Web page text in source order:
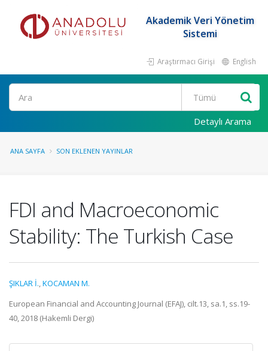
Akademik Veri Yönetim
Sistemi
Araştırmacı Girişi English
Ara
Detaylı Arama
ANA SAYFA SON EKLENEN YAYINLAR
FDI and Macroeconomic
Stability: The Turkish Case
ŞIKLAR İ.,KOCAMAN M.
European Financial and Accounting Journal (EFAJ), cilt.13, sa.1, ss.19-
40, 2018 (Hakemli Dergi)